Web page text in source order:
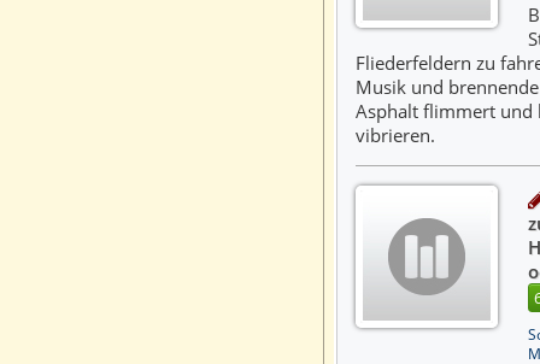
Fliederfeldern zu
Musik und
Asphalt flimmert und
vibrieren.